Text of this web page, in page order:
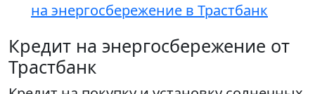
на энергосбережение в Трастбанк
Кредит на энергосбережение от
Трастбанк